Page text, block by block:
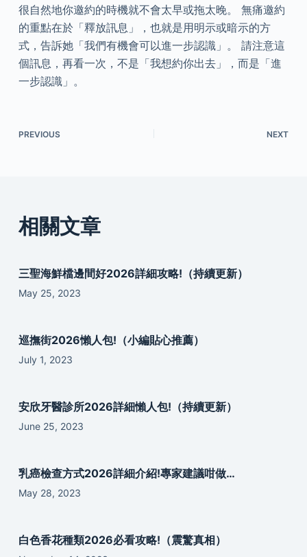
很自然地你邀約的時機就不會太早或拖太晚。 無痛邀約
的重點在於「釋放訊息」，也就是用明示或暗示的方
式，告訴她「我們有機會可以進一步認識」。 請注意這
個訊息，再看一次，不是「我想約你出去」，而是「進
一步認識」。
PREVIOUS NEXT
相關文章
三聖海鮮檔邊間好2026詳細攻略!（持續更新）
May 25, 2023
巡撫街2026懶人包!（小編貼心推薦）
July 1, 2023
安欣牙醫診所2026詳細懶人包!（持續更新）
June 25, 2023
乳癌檢查方式2026詳細介紹!專家建議咁做…
May 28, 2023
白色香花種類2026必看攻略!（震驚真相）